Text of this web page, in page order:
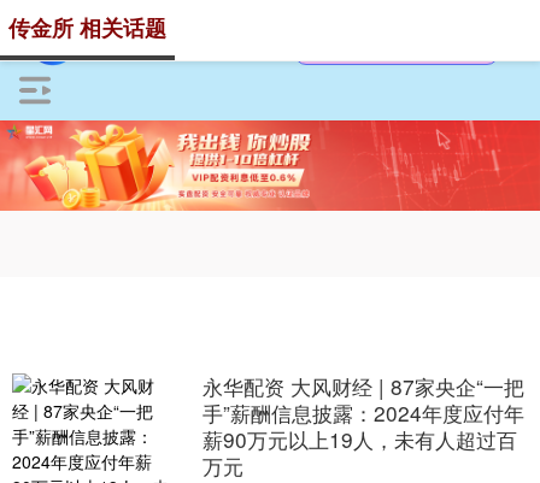
传金所 相关话题
永华配资 大风财经 | 87家央企“一把
手”薪酬信息披露：2024年度应付年
薪90万元以上19人，未有人超过百
万元